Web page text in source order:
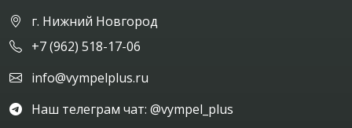
г. Нижний Новгород
+7 (962) 518-17-06
info@vympelplus.ru
Наш телеграм чат: @vympel_plus